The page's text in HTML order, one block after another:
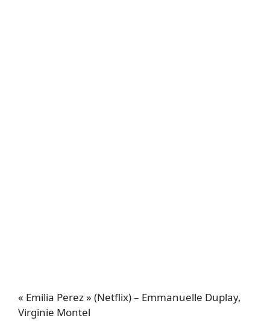
« Emilia Perez » (Netflix) – Emmanuelle Duplay,
Virginie Montel